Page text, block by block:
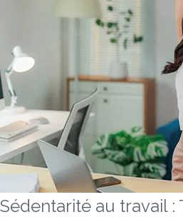
Sédentarité au travail :